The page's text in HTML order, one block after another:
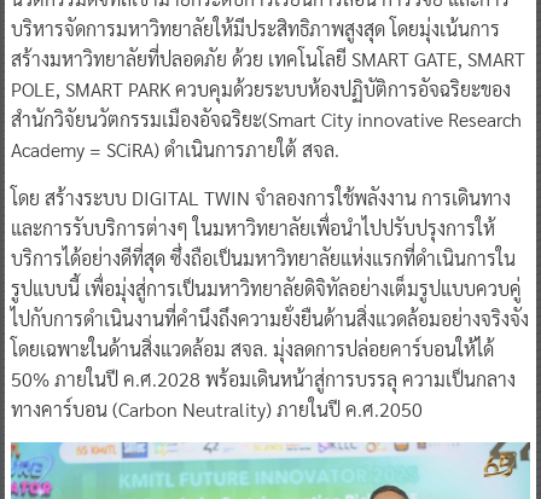
บริหารจัดการมหาวิทยาลัยให้มีประสิทธิภาพสูงสุด โดยมุ่งเน้นการ
สร้างมหาวิทยาลัยที่ปลอดภัย ด้วย เทคโนโลยี SMART GATE, SMART
POLE, SMART PARK ควบคุมด้วยระบบห้องปฏิบัติการอัจฉริยะของ
สำนักวิจัยนวัตกรรมเมืองอัจฉริยะ(Smart City innovative Research
Academy = SCiRA) ดำเนินการภายใต้ สจล.
โดย สร้างระบบ DIGITAL TWIN จำลองการใช้พลังงาน การเดินทาง
และการรับบริการต่างๆ ในมหาวิทยาลัยเพื่อนำไปปรับปรุงการให้
บริการได้อย่างดีที่สุด ซึ่งถือเป็นมหาวิทยาลัยแห่งแรกที่ดำเนินการใน
รูปแบบนี้ เพื่อมุ่งสู่การเป็นมหาวิทยาลัยดิจิทัลอย่างเต็มรูปแบบควบคู่
ไปกับการดำเนินงานที่คำนึงถึงความยั่งยืนด้านสิ่งแวดล้อมอย่างจริงจัง
โดยเฉพาะในด้านสิ่งแวดล้อม สจล. มุ่งลดการปล่อยคาร์บอนให้ได้
50% ภายในปี ค.ศ.2028 พร้อมเดินหน้าสู่การบรรลุ ความเป็นกลาง
ทางคาร์บอน (Carbon Neutrality) ภายในปี ค.ศ.2050